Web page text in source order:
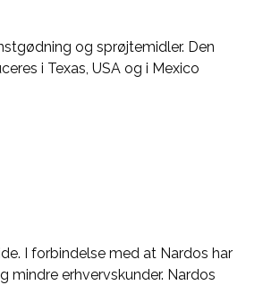
og sprøjtemidler. Den
i Texas, USA og i Mexico
I forbindelse med at Nardos har
erhvervskunder. Nardos